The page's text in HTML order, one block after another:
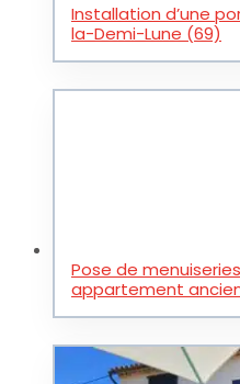
Installation d’une
la-Demi-Lune (69)
Pose de
appartement